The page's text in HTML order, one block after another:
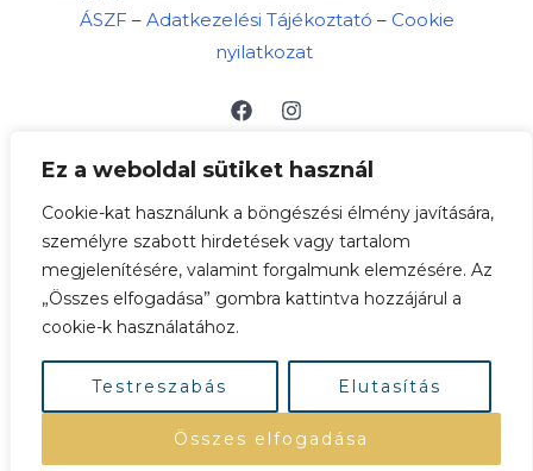
Ez a weboldal sütiket használ
Cookie-kat használunk a böngészési élmény javítására,
személyre szabott hirdetések vagy tartalom
megjelenítésére, valamint forgalmunk elemzésére. Az
„Összes elfogadása” gombra kattintva hozzájárul a
cookie-k használatához.
Testreszabás Elutasítás
Összes elfogadása
ÁSZF – Adatkezelési Tájékoztató – Cookie
nyilatkozat
A böngészés és bankkártyás fizetés biztonságát
SSL védelem garantálja. ➡
fizetésről